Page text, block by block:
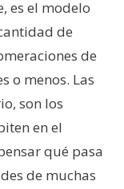
es el modelo
de
de
o menos. Las
son los
en el
qué pasa
de muchas